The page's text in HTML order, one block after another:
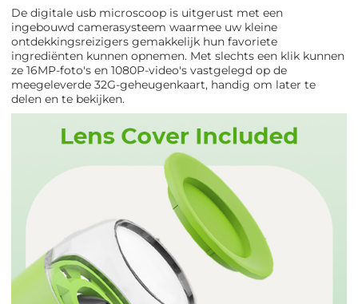
De digitale usb microscoop is uitgerust met een
ingebouwd camerasysteem waarmee uw kleine
ontdekkingsreizigers gemakkelijk hun favoriete
ingrediënten kunnen opnemen. Met slechts een klik kunnen
ze 16MP-foto's en 1080P-video's vastgelegd op de
meegeleverde 32G-geheugenkaart, handig om later te
delen en te bekijken.